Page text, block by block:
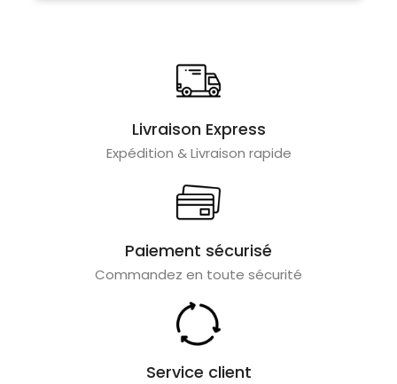
Livraison Express
Expédition & Livraison rapide
Paiement sécurisé
Commandez en toute sécurité
Service client